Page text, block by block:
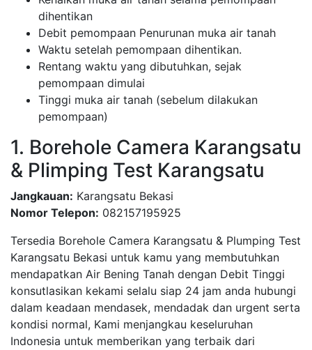
dihentikan
Debit pemompaan Penurunan muka air tanah
Waktu setelah pemompaan dihentikan.
Rentang waktu yang dibutuhkan, sejak
pemompaan dimulai
Tinggi muka air tanah (sebelum dilakukan
pemompaan)
1. Borehole Camera Karangsatu
& Plimping Test Karangsatu
Jangkauan: Karangsatu Bekasi
Nomor Telepon: 082157195925
Tersedia Borehole Camera Karangsatu & Plumping Test
Karangsatu Bekasi untuk kamu yang membutuhkan
mendapatkan Air Bening Tanah dengan Debit Tinggi
konsutlasikan kekami selalu siap 24 jam anda hubungi
dalam keadaan mendasek, mendadak dan urgent serta
kondisi normal, Kami menjangkau keseluruhan
Indonesia untuk memberikan yang terbaik dari